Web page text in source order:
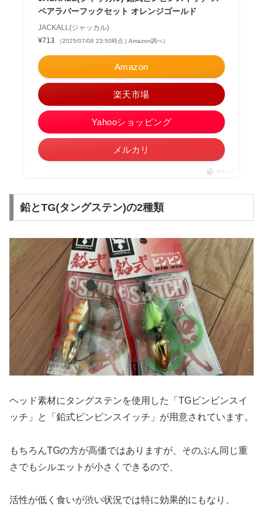
ペアラバーフックセット オレンジゴールド
JACKALL(ジャッカル)
¥713
（2025/07/08 23:50時点 | Amazon調べ）
Amazon
楽天市場
Yahooショッピング
メルカリ
ポチップ
鉛とTG(タングステン)の2種類
ヘッド素材にタングステンを使用した「TGビンビンスイ
ッチ」と「鉛式ビンビンスイッチ」が用意されています。
もちろんTGの方が高価ではありますが、そのぶん同じ重
さでもシルエットが小さくできるので、
活性が低く食いが渋い状況では特に効果的にもなり、